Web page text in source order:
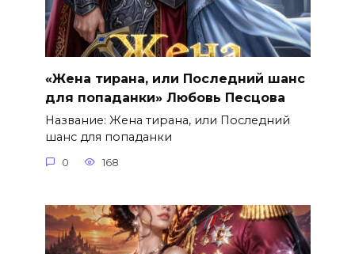
«Жена тирана, или Последний шанс
для попаданки» Любовь Песцова
Название: Жена тирана, или Последний
шанс для попаданки
0 168